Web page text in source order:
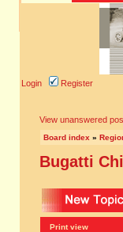
Login Register
View unanswered
Board index »
Bugatti
Print view